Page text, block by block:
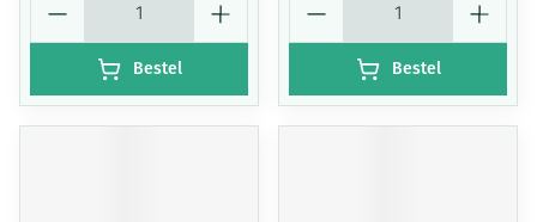
Bestel Bestel